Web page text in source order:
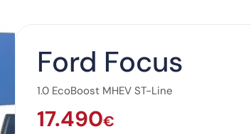
Ford Focus
1.0 EcoBoost MHEV ST-Line
17.490€